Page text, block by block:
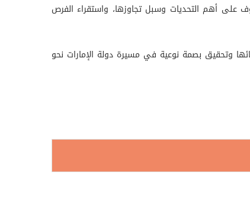
على أهم التحديات وسبل تجاوزها، واستقراء الفرص
وتحقيق بصمة نوعية في مسيرة دولة الإمارات نحو